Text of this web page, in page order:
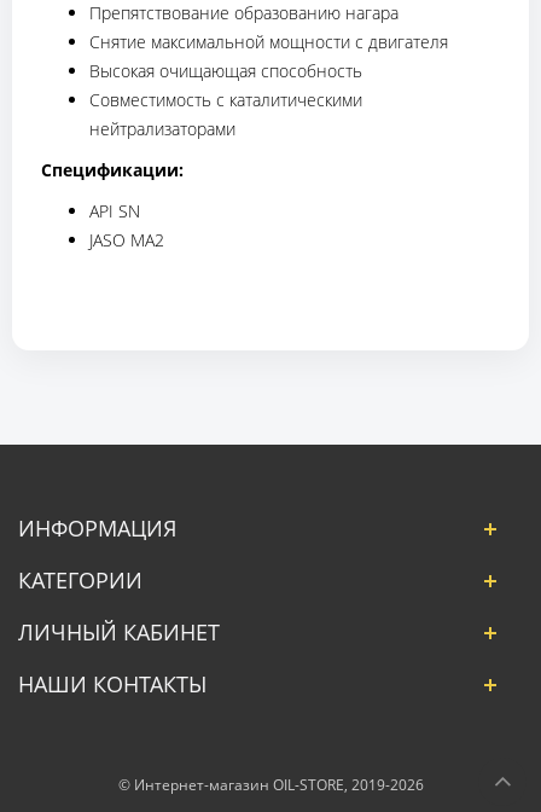
Препятствование образованию нагара
Снятие максимальной мощности с двигателя
Высокая очищающая способность
Совместимость с каталитическими
нейтрализаторами
Спецификации:
API SN
JASO MA2
ИНФОРМАЦИЯ
КАТЕГОРИИ
ЛИЧНЫЙ КАБИНЕТ
НАШИ КОНТАКТЫ
© Интернет-магазин OIL-STORE, 2019-2026